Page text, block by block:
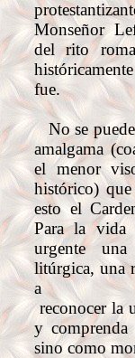
Monseñor
del rito
fue.
No se puede
amalgama
el menor
histórico)
esto el
Para la vida
urgente
litúrgica, una
a
reconocer la
y
sino como